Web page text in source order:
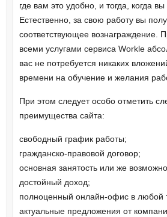
где вам это удобно, и тогда, когда вы
Естественно, за свою работу вы
соответствующее вознаграждение.
всеми услугами сервиса Workle
вас не потребуется никаких
времени на обучение и желания
При этом следует особо отметить
преимущества сайта:
свободный график работы;
гражданско-правовой договор;
основная занятость или же
достойный доход;
полноценный онлайн-офис в любой
актуальные предложения от